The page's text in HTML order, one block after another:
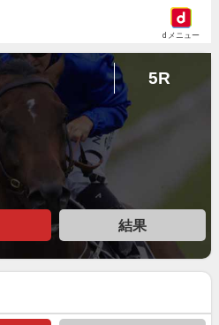
dメニュー
5R
結果